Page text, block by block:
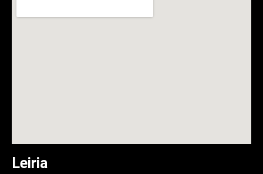
Leiria